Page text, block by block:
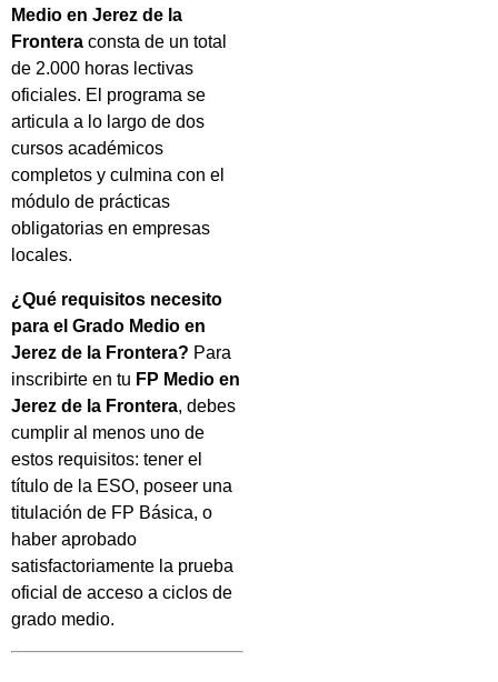
Medio en Jerez de la
Frontera consta de un total
de 2.000 horas lectivas
oficiales. El programa se
articula a lo largo de dos
cursos académicos
completos y culmina con el
módulo de prácticas
obligatorias en empresas
locales.
¿Qué requisitos necesito
para el Grado Medio en
Jerez de la Frontera? Para
inscribirte en tu FP Medio en
Jerez de la Frontera, debes
cumplir al menos uno de
estos requisitos: tener el
título de la ESO, poseer una
titulación de FP Básica, o
haber aprobado
satisfactoriamente la prueba
oficial de acceso a ciclos de
grado medio.